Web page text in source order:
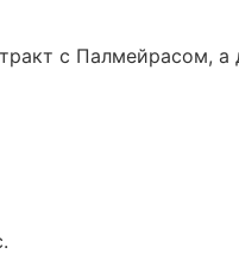
с Палмейрасом,